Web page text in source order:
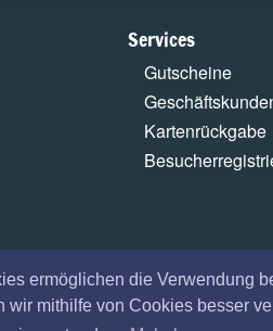
ermöglichen die Verwendung
mithilfe von Cookies besser
Services
Gutscheine
Kartenrückgabe